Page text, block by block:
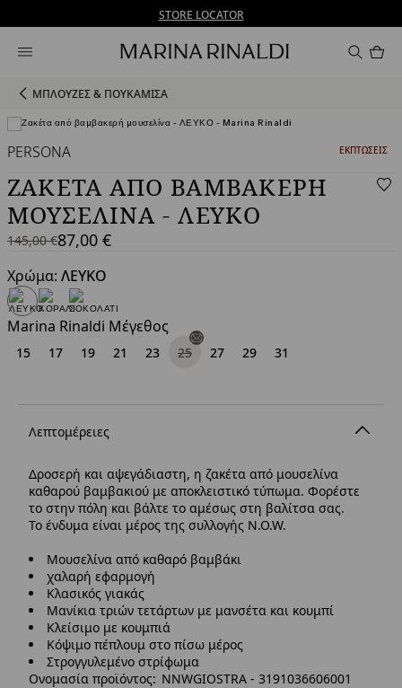
Δωρεάν αποστολή και επιστροφές
Δεν έχετε λογαριασμό; ΕΓΓΡΑΦΕΙΤΕ ΤΩΡΑ
STORE LOCATOR
ΜΠΛΟΥΖΕΣ & ΠΟΥΚΑΜΙΣΑ
Προβολή σε 3D
PERSONA ΚΑΤΗΓΟΡΙΑ:
ΕΚΠΤΏΣΕΙΣ
ΖΑΚΈΤΑ ΑΠΌ ΒΑΜΒΑΚΕΡΉ
ΜΟΥΣΕΛΊΝΑ - ΛΕΥΚΟ
145,00 €
145,00
€
87,00 €
Τρέχουσα
τιμή
87,00
€
Χρώμα: ΛΕΥΚΟ
Marina Rinaldi Μέγεθος
15 17 19 21 23 25 27 29 31
Λεπτομέρειες
Δροσερή και αψεγάδιαστη, η ζακέτα από μουσελίνα
καθαρού βαμβακιού με αποκλειστικό τύπωμα. Φορέστε
το στην πόλη και βάλτε το αμέσως στη βαλίτσα σας.
Το ένδυμα είναι μέρος της συλλογής N.O.W.
Μουσελίνα από καθαρό βαμβάκι
χαλαρή εφαρμογή
Κλασικός γιακάς
Μανίκια τριών τετάρτων με μανσέτα και κουμπί
Κλείσιμο με κουμπιά
Κόψιμο πέπλουμ στο πίσω μέρος
Στρογγυλεμένο στρίφωμα
Ονομασία προϊόντος: NNWGIOSTRA - 3191036606001